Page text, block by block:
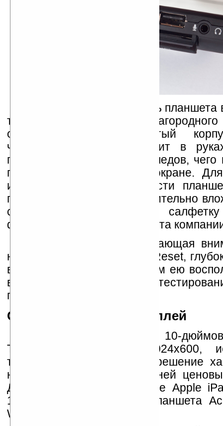
Боковые и задняя панель
так называемого
обрезиненный, бархатистый
чёрного цвета не скользит в
практически не остаётся следов,
глянцевом антибликовом экране.
иметь возможность привести
производитель предусмотрительно
специальную бархатистую
фирменного сиреневого цвета
Единственная заслуживающая
на задней панели - кнопка Reset,
в корпус. Скажем сразу, нам ею
время подготовки обзора и
пришлось.
Сенсорный ввод и дисплей
ImPAD 1410 - планшет с 10-
TFT с разрешением 1024х600,
технологию TN. Такое разрешение
нетбуков в нижней и средней
Для сравнения, разрешение Apple
1024x768 пикселей, а у планшета
W500 1280x800.